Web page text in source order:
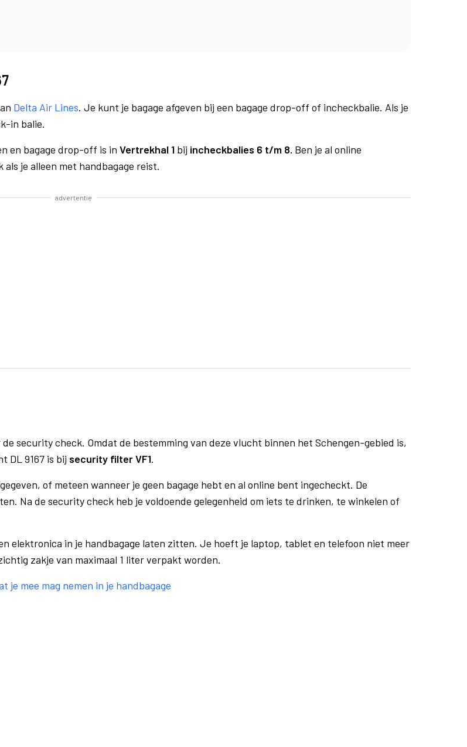
Delta Air Lines. Je kunt je bagage afgeven bij een bagage drop-off of incheckbalie. Als je
in balie.
en bagage drop-off is in Vertrekhal 1 bij incheckbalies 6 t/m 8. Ben je al online
je alleen met handbagage reist.
advertentie
security check. Omdat de bestemming van deze vlucht binnen het Schengen-gebied is,
DL 9167 is bij security filter VF1.
of meteen wanneer je geen bagage hebt en al online bent ingecheckt. De
Na de security check heb je voldoende gelegenheid om iets te drinken, te winkelen of
elektronica in je handbagage laten zitten. Je hoeft je laptop, tablet en telefoon niet meer
zakje van maximaal 1 liter verpakt worden.
je mee mag nemen in je handbagage